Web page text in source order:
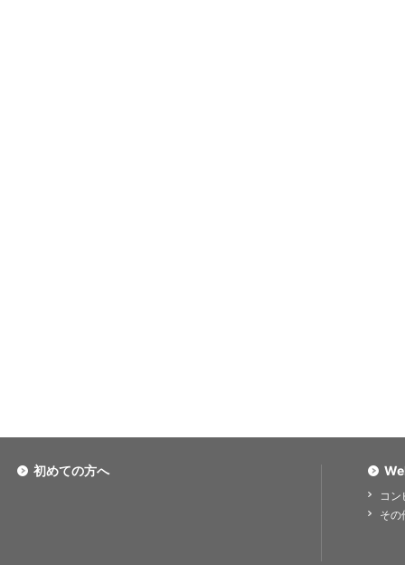
初めての方へ
コ
その